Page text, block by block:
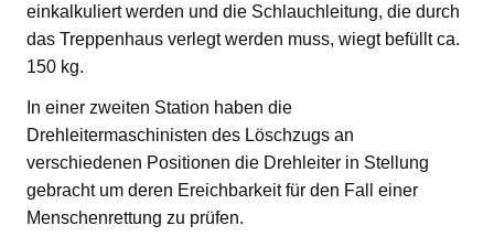
einkalkuliert werden und die Schlauchleitung, die durch
das Treppenhaus verlegt werden muss, wiegt befüllt ca.
150 kg.
In einer zweiten Station haben die
Drehleitermaschinisten des Löschzugs an
verschiedenen Positionen die Drehleiter in Stellung
gebracht um deren Ereichbarkeit für den Fall einer
Menschenrettung zu prüfen.